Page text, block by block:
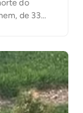
do
de 33